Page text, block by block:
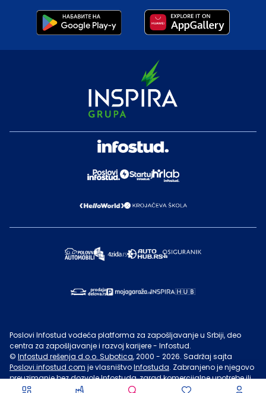
Poslovi Infostud vodeća platforma za zapošljavanje u Srbiji, deo
centra za zapošljavanje i razvoj karijere - Infostud.
© Infostud rešenja d.o.o. Subotica, 2000 - 2026. Sadržaj sajta
Poslovi.infostud.com je vlasništvoInfostuda. Zabranjeno je njegovo
preuzimanje bez dozvoleInfostuda, zarad komercijalne upotrebe ili
u druge svrhe, osim za lične potrebe posetilaca sajta.